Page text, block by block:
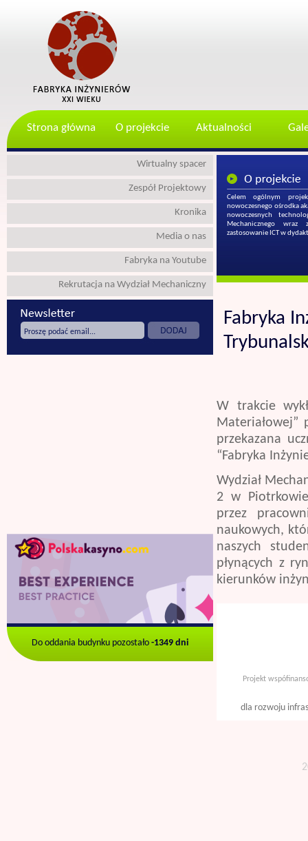
Strona główna O projekcie Aktualności
Wirtualny spacer
Zespół Projektowy
Kronika
Media o nas
Fabryka na Youtube
Rekrutacja na Wydział Mechaniczny
Do oddania budynku pozostało -1349 dni
Celem ogólnym
nowoczesnego ośrodka
nowoczesnych
Mechanicznego wraz
zastosowanie ICT w
Fabryka
W trakcie
Materiałowej”
przekazana
“Fabryka
Wydział
2 w
przez
naukowych,
naszych
płynących z
kierunków
Projekt
dla rozwoju